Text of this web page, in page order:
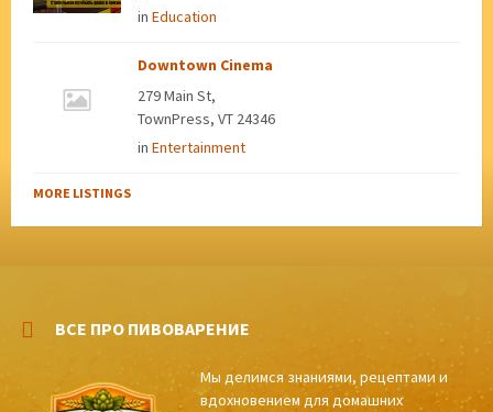
in Education
Downtown Cinema
279 Main St,
TownPress, VT 24346
in Entertainment
MORE LISTINGS
ВСЕ ПРО ПИВОВАРЕНИЕ
Мы делимся знаниями, рецептами и
вдохновением для домашних